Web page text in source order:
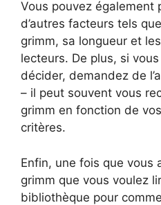
Vous pouvez également
d’autres facteurs tels
grimm, sa longueur et
lecteurs. De plus, si vous
décider, demandez de
– il peut souvent vous
grimm en fonction de
critères.
Enfin, une fois que vous
grimm que vous voulez
bibliothèque pour